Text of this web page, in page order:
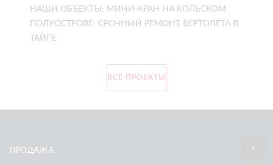
НАШИ ОБЪЕКТЫ: МИНИ-КРАН НА КОЛЬСКОМ
ПОЛУОСТРОВЕ: СРОЧНЫЙ РЕМОНТ ВЕРТОЛЁТА В
ТАЙГЕ
ВСЕ ПРОЕКТЫ
ПРОДАЖА